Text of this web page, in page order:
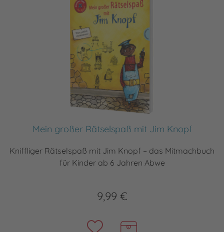
Mein großer Rätselspaß mit Jim Knopf
Kniffliger Rätselspaß mit Jim Knopf – das Mitmachbuch
für Kinder ab 6 Jahren Abwe
9,99 €